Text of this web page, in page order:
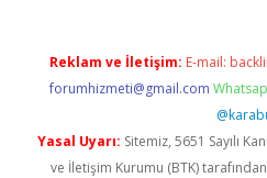
Reklam ve İletişim: E-mail:
forumhizmeti@gmail.com
Yasal Uyarı: Sitemiz, 5651 Sayılı
ve İletişim Kurumu (BTK)